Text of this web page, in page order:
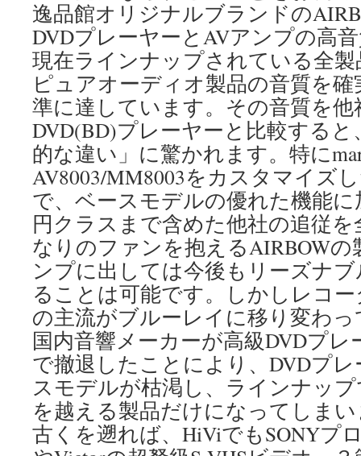
逸品館オリジナルブランドの
DVDプレーヤーとAVアンプの高
現在ラインナップされている全製
ピュアオーディオ製品の音質を
準に達しています。その音質を
DVD(BD)プレーヤーと比較する
的な違い」に驚かれます。特に
AV8003/MM8003をカスタマイズ
で、ベースモデルの優れた機能に
円クラスまで含めた他社の追従
なりのファンを抱えるAIRBOW
ンプに出しては今後もリーズナ
ることは可能です。しかしレコ
の主流がブルーレイに移り変わ
国内音響メーカーが高級DVDプ
で撤退したことにより、DVDプ
スモデルが枯渇し、ラインナッ
を越える製品だけになってしま
古くを遡れば、HiViでもSONYプ